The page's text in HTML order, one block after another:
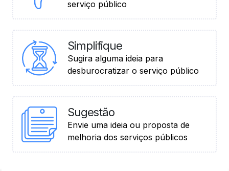
serviço público
Simplifique
Sugira alguma ideia para
desburocratizar o serviço público
Sugestão
Envie uma ideia ou proposta de
melhoria dos serviços públicos